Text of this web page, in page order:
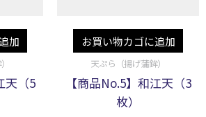
加
天（5
お買い物カゴに追加
天ぷら（揚げ蒲鉾）
【商品No.5】和江天（3
枚）